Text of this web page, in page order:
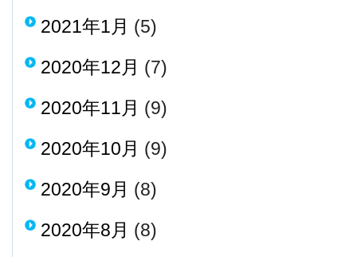
2021年1月 (5)
2020年12月 (7)
2020年11月 (9)
2020年10月 (9)
2020年9月 (8)
2020年8月 (8)